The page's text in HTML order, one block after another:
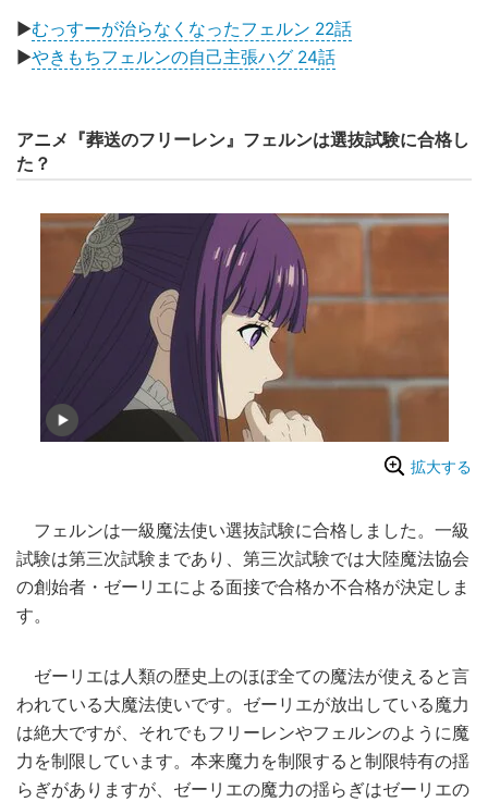
▶むっすーが治らなくなったフェルン 22話
▶やきもちフェルンの自己主張ハグ 24話
アニメ『葬送のフリーレン』フェルンは選抜試験に合格し
た？
拡大する
フェルンは一級魔法使い選抜試験に合格しました。一級
試験は第三次試験まであり、第三次試験では大陸魔法協会
の創始者・ゼーリエによる面接で合格か不合格が決定しま
す。
ゼーリエは人類の歴史上のほぼ全ての魔法が使えると言
われている大魔法使いです。ゼーリエが放出している魔力
は絶大ですが、それでもフリーレンやフェルンのように魔
力を制限しています。本来魔力を制限すると制限特有の揺
らぎがありますが、ゼーリエの魔力の揺らぎはゼーリエの